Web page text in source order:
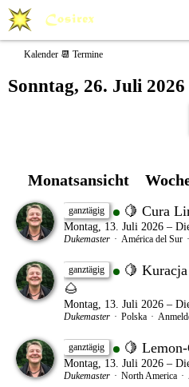
Kalender 📆 Termine
Sonntag, 26. Juli 2026
Monatsansicht
ganztägig 🍋 Cura
Montag, 13. Juli 2026 –
Dukemaster América del Sur
ganztägig
🍋
🌰
Montag, 13. Juli 2026 –
Dukemaster Polska
ganztägig 🍋
Montag, 13. Juli 2026 –
Dukemaster North America